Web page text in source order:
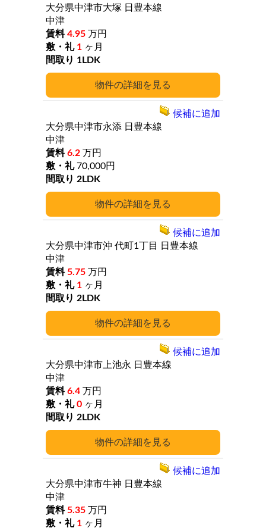
詳細
大分県中津市大塚 日豊本線
中津
4.95 万円
1 ヶ月
1LDK
詳細
大分県中津市永添 日豊本線
中津
6.2 万円
70,000円
2LDK
候補に追加
詳細
大分県中津市沖 代町1丁目
日豊本線
中津
5.75 万円
1 ヶ月
2LDK
候補に追加
詳細
大分県中津市上池永 日豊本線
中津
6.4 万円
0 ヶ月
2LDK
候補に追加
大分県中津市牛神 日豊本線
中津
5.35 万円
1 ヶ月
候補に追加